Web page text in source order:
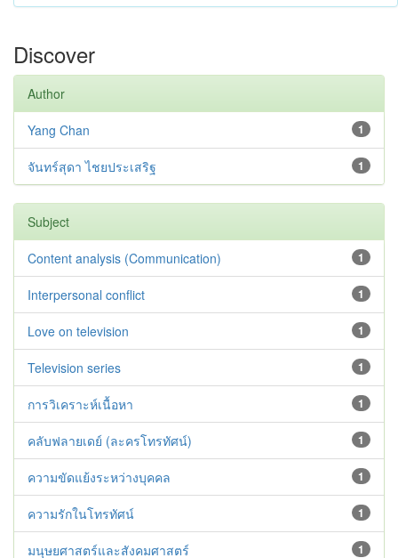
Discover
Author
1
Yang Chan
1
จันทร์สุดา ไชยประเสริฐ
Subject
1
Content analysis (Communication)
1
Interpersonal conflict
1
Love on television
1
Television series
1
การวิเคราะห์เนื้อหา
1
คลับฟลายเดย์ (ละครโทรทัศน์)
1
ความขัดแย้งระหว่างบุคคล
1
ความรักในโทรทัศน์
1
มนุษยศาสตร์และสังคมศาสตร์